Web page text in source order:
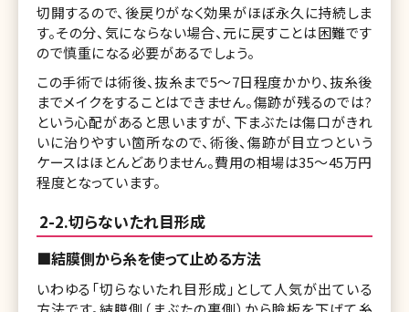
切開するので、後戻りがなく効果がほぼ永久に持続しま
す。その分、気にならない場合、元に戻すことは困難です
ので慎重になる必要があるでしょう。
この手術では術後、抜糸まで5〜7日程度かかり、抜糸後
までメイクをすることはできません。傷跡が残るのでは?
という心配があると思いますが、下まぶたは傷口がきれ
いに治りやすい箇所なので、術後、傷跡が目立つという
ケースはほとんどありません。費用の相場は35〜45万円
程度となっています。
2-2.切らないたれ目形成
■結膜側から糸を使って止める方法
いわゆる「切らないたれ目形成」として人気が出ている